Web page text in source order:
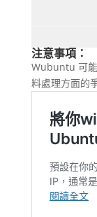
注意事項：
Wubuntu 可
料處理方面的